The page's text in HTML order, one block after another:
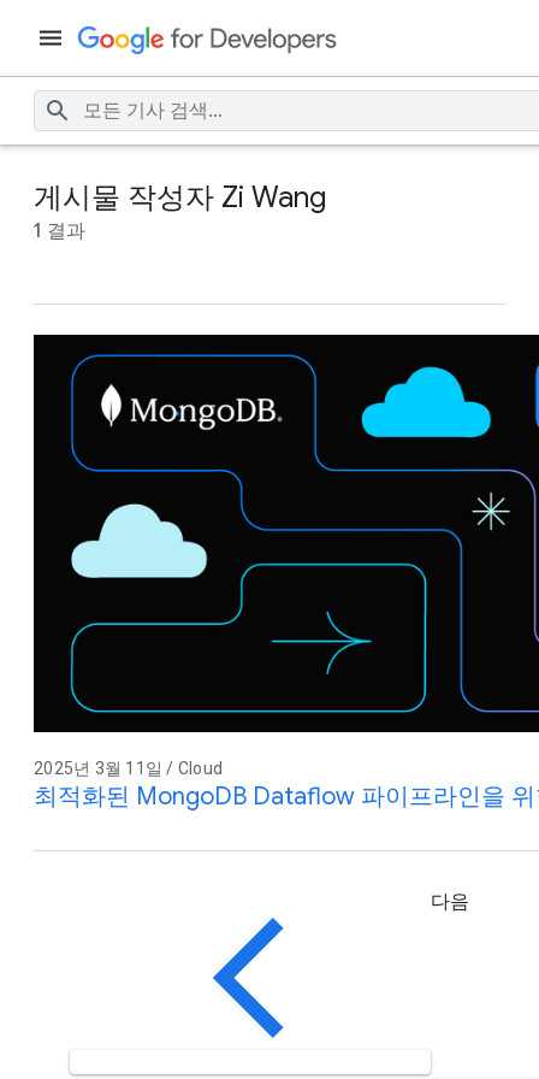
게시물 작성자 Zi Wang
1 결과
2025년 3월 11일 / Cloud
최적화된 MongoDB Dataflow 파이프라인을
다음